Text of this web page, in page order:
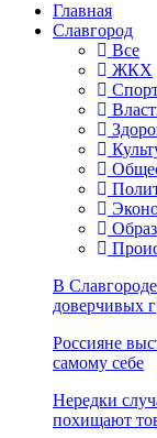
Главная
Славгород
Все
ЖКХ
В
доверчивых
Россияне
самому себе
Нередки
похищают